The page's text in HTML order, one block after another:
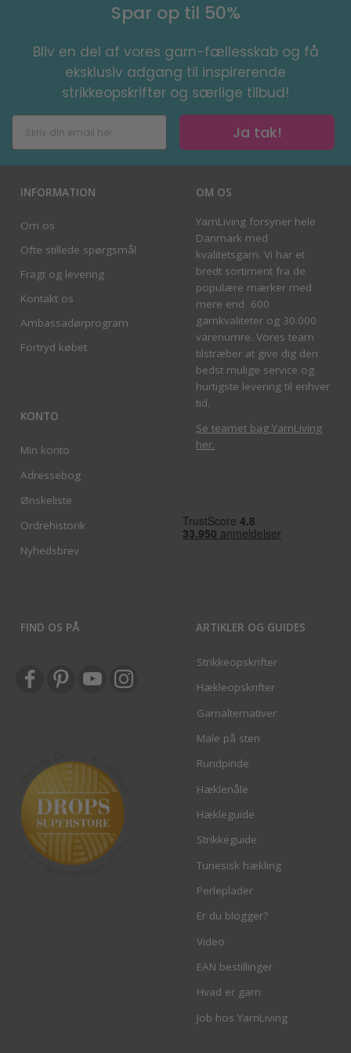
Spar op til 50%
Bliv en del af vores garn-fællesskab og få
eksklusiv adgang til inspirerende
strikkeopskrifter og særlige tilbud!
Ja tak!
INFORMATION
Om os
Ofte stillede spørgsmål
Fragt og levering
Kontakt os
Ambassadørprogram
Fortryd købet
KONTO
Min konto
Adressebog
Ønskeliste
Ordrehistorik
Nyhedsbrev
OM OS
YarnLiving forsyner hele
Danmark med
kvalitetsgarn. Vi har et
bredt sortiment fra de
populære mærker med
mere end 600
garnkvaliteter og 30.000
varenumre. Vores team
tilstræber at give dig den
bedst mulige service og
hurtigste levering til enhver
tid.
Se teamet bag YarnLiving
her.
FIND OS PÅ ARTIKLER OG GUIDES
Strikkeopskrifter
Hækleopskrifter
Garnalternativer
Male på sten
Rundpinde
Hæklenåle
Hækleguide
Strikkeguide
Tunesisk hækling
Perleplader
Er du blogger?
Video
EAN bestillinger
Hvad er garn
Job hos YarnLiving